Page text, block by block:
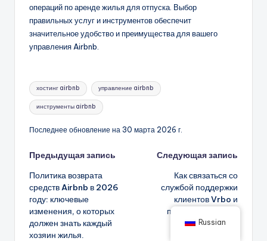
операций по аренде жилья для отпуска. Выбор
правильных услуг и инструментов обеспечит
значительное удобство и преимущества для вашего
управления Airbnb.
Метки:
хостинг airbnb управление airbnb
инструменты airbnb
Последнее обновление на 30 марта 2026 г.
Навигация
записи
Предыдущая запись
Политика возврата
средств Airbnb в 2026
году: ключевые
изменения, о которых
должен знать каждый
хозяин жилья.
Следующая запись
Как связаться со
службой поддержки
клиентов Vrbo и
получить быструю
помощь.
Russian